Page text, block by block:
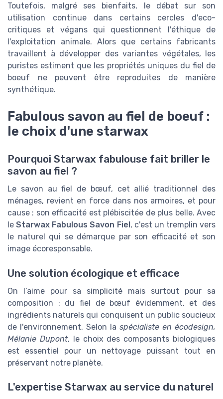
Toutefois, malgré ses bienfaits, le débat sur son
utilisation continue dans certains cercles d'eco-
critiques et végans qui questionnent l'éthique de
l'exploitation animale. Alors que certains fabricants
travaillent à développer des variantes végétales, les
puristes estiment que les propriétés uniques du fiel de
boeuf ne peuvent être reproduites de manière
synthétique.
Fabulous savon au fiel de boeuf :
le choix d'une starwax
Pourquoi Starwax fabulouse fait briller le
savon au fiel ?
Le savon au fiel de bœuf, cet allié traditionnel des
ménages, revient en force dans nos armoires, et pour
cause : son efficacité est plébiscitée de plus belle. Avec
leStarwax Fabulous Savon Fiel , c'est un tremplin vers
le naturel qui se démarque par son efficacité et son
image écoresponsable.
Une solution écologique et efficace
On l’aime pour sa simplicité mais surtout pour sa
composition : du fiel de bœuf évidemment, et des
ingrédients naturels qui conquisent un public soucieux
de l'environnement. Selon la spécialiste en écodesign,
Mélanie Dupont, le choix des composants biologiques
est essentiel pour un nettoyage puissant tout en
préservant notre planète.
L'expertise Starwax au service du naturel